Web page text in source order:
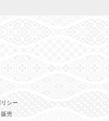
シー
売